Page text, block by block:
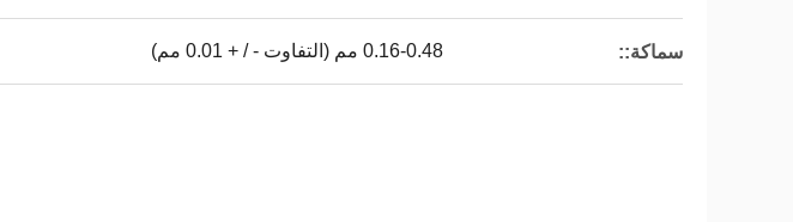
سماكة:: 0.16-0.48 مم (التفاوت - / + 0.01 مم)